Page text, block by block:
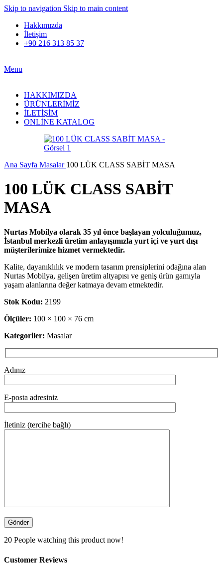
Skip to navigation Skip to main content
Hakkımızda
İletişim
+90 216 313 85 37
Menu
HAKKIMIZDA
ÜRÜNLERİMİZ
İLETİŞİM
ONLİNE KATALOG
Ana Sayfa Masalar 100 LÜK CLASS SABİT MASA
100 LÜK CLASS SABİT
MASA
Nurtas Mobilya olarak 35 yıl önce başlayan yolculuğumuz,
İstanbul merkezli üretim anlayışımızla yurt içi ve yurt dışı
müşterilerimize hizmet vermektedir.
Kalite, dayanıklılık ve modern tasarım prensiplerini odağına alan
Nurtas Mobilya, gelişen üretim altyapısı ve geniş ürün gamıyla
yaşam alanlarına değer katmaya devam etmektedir.
Stok Kodu: 2199
Ölçüler: 100 × 100 × 76 cm
Kategoriler: Masalar
Adınız
E-posta adresiniz
İletiniz (tercihe bağlı)
20 People watching this product now!
Customer Reviews